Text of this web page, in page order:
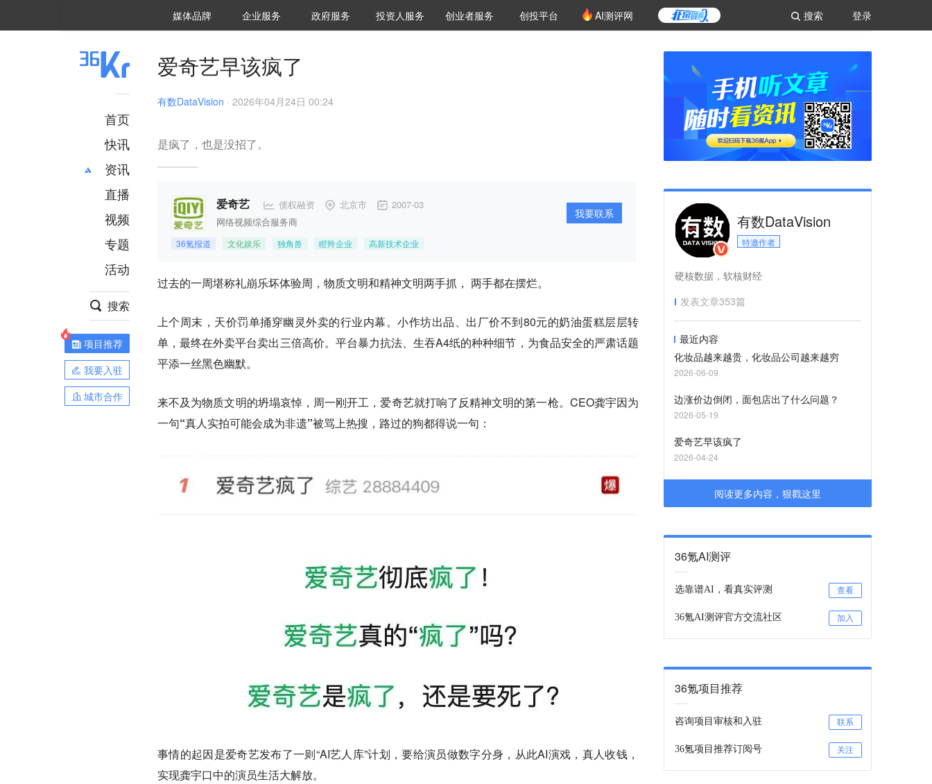
登录
搜索
媒体品牌 36Kr研究院
企业服务 城市之窗
政府服务 VClub投资机构库
投资机构职位推介
投资人服务 创投氪堂
创业者服务 创投平台 AI测评网
首页
快讯
资讯
推荐
财经
项目推荐
安徽
直播
视频
专题
活动
搜索
项目推荐
我要入驻
城市合作
爱奇艺早该疯了
有数DataVision · 2026年04月24日 00:24
是疯了，也是没招了。
爱奇艺 债权融资 北京市 2007-03
网络视频综合服务商
36氪报道 文化娱乐 独角兽 瞪羚企业 高新技术企业
我要联系
过去的一周堪称礼崩乐坏体验周，物质文明和精神文明两手抓， 两手都在摆烂。
上个周末，天价罚单捅穿幽灵外卖的行业内幕。小作坊出品、出厂价不到80元的奶油蛋糕层层转
单，最终在外卖平台卖出三倍高价。平台暴力抗法、生吞A4纸的种种细节，为食品安全的严肃话题
平添一丝黑色幽默。
来不及为物质文明的坍塌哀悼，周一刚开工，爱奇艺就打响了反精神文明的第一枪。CEO龚宇因为
一句“真人实拍可能会成为非遗”被骂上热搜，路过的狗都得说一句：
事情的起因是爱奇艺发布了一则“AI艺人库”计划，要给演员做数字分身，从此AI演戏，真人收钱，
实现龚宇口中的演员生活大解放。
有数DataVision
特邀作者
硬核数据，软核财经
发表文章353篇
最近内容
化妆品越来越贵，化妆品公司越来越穷
2026-06-09
边涨价边倒闭，面包店出了什么问题？
2026-05-19
爱奇艺早该疯了
2026-04-24
阅读更多内容，狠戳这里
36氪AI测评
选靠谱AI，看真实评测 查看
36氪AI测评官方交流社区 加入
36氪项目推荐
咨询项目审核和入驻 联系
36氪项目推荐订阅号 关注